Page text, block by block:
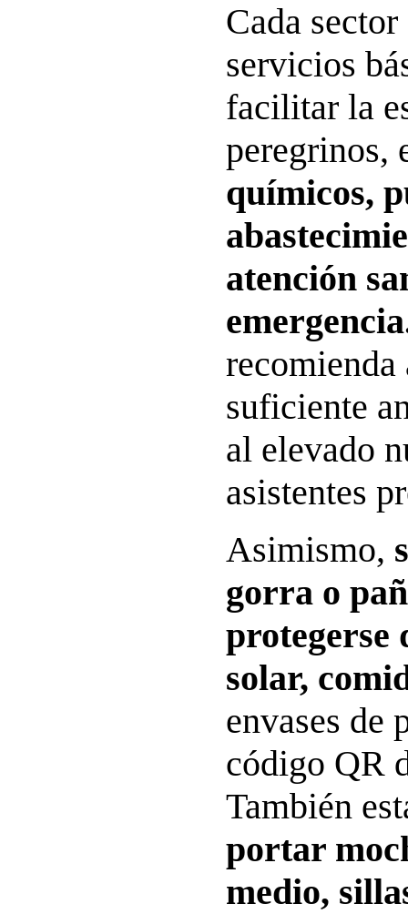
Cada
servicios
facilitar la
peregrinos,
químicos,
atención
suficiente
al elevado
asistentes
Asimismo,
gorra o
protegerse
solar,
envases de
código QR
También
portar
medio,